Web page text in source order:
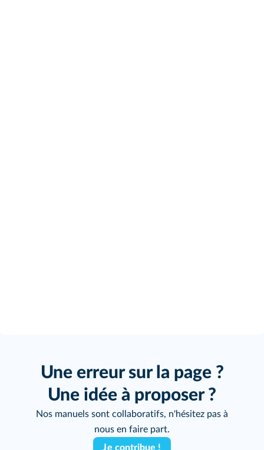
Une erreur sur la page ?
Une idée à proposer ?
Nos manuels sont collaboratifs, n'hésitez pas à
nous en faire part.
Je contribue !